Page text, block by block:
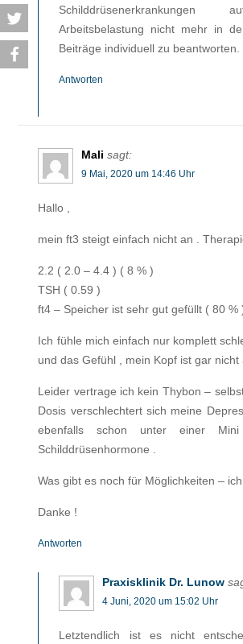
Schilddrüsenerkrankungen
Arbeitsbelastung nicht mehr in
Beiträge individuell zu beantworten.
Antworten
Mali sagt:
9 Mai, 2020 um 14:46 Uhr
Hallo ,
mein ft3 steigt einfach nicht an .
2.2 ( 2.0 – 4.4 ) ( 8 % )
TSH ( 0.59 )
ft4 – Speicher ist sehr gut gefüllt ( 80 %
Ich fühle mich einfach nur komplett
und das Gefühl , mein Kopf ist gar nicht
Leider vertrage ich kein Thybon –
Dosis verschlechtert sich meine
ebenfalls schon unter einer Mini
Schilddrüsenhormone .
Was gibt es noch für Möglichkeiten –
Danke !
Antworten
Praxisklinik Dr. Lunow
4 Juni, 2020 um 15:02 Uhr
Letztendlich ist es nicht